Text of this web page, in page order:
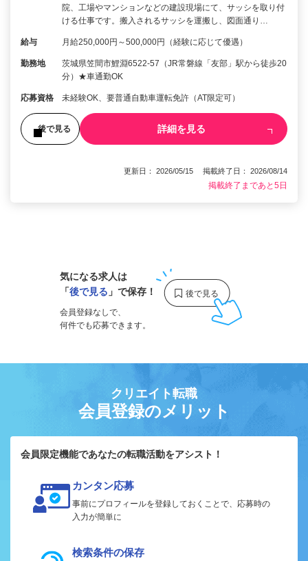
院、工場やマンションなどの建設現場にて、サッシを取り付
ける仕事です。搬入されるサッシを運搬し、図面通り…
給与 月給250,000円～500,000円（経験に応じて優遇）
勤務地
茨城県笠間市鯉淵6522-57（JR常磐線「友部」駅から徒歩20
分）★車通勤OK
応募資格 未経験OK、要普通自動車運転免許（AT限定可）
後で見る 詳細を見る
更新日： 2026/05/15 掲載終了日： 2026/08/14
掲載終了まであと5日
気になる求人は
「後で見る 」で保存！
会員登録なしで、
何件でも応募できます。
クリエイト転職
会員登録のメリット
会員限定機能であなたの転職活動をアシスト！
カンタン応募
事前にプロフィールを登録しておくことで、応募時の
入力が簡単に
検索条件の保存